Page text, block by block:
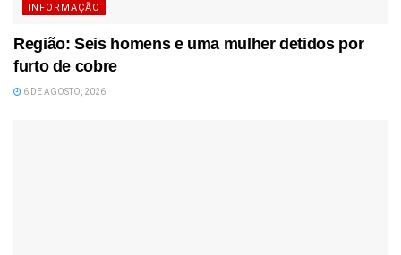
INFORMAÇÃO
Região: Seis homens e uma mulher detidos por
furto de cobre
6 DE AGOSTO, 2026